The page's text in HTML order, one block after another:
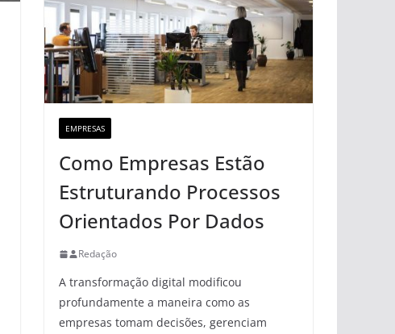
EMPRESAS
Como Empresas Estão
Estruturando Processos
Orientados Por Dados
Redação
A transformação digital modificou
profundamente a maneira como as
empresas tomam decisões, gerenciam